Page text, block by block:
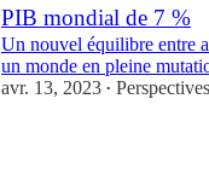
PIB mondial de 7 %
Un nouvel équilibre entre
un monde en pleine
avr. 13, 2023 •